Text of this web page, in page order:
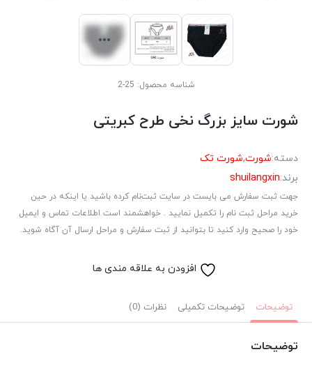
شناسه محصول: 25-2
شورت سایز بزرگ نخی طرح کبریتی
دسته:شورت,شورت تک
برند:shuilangxin
جهت ثبت سفارش می بایست در سایت ثبت‌نام کرده باشید یا اینکه در حین
خرید مراحل ثبت نام را تکمیل نمایید . خواهشمند است اطلاعات تماس و ایمیل
خود را صحیح وارد کنید تا بتوانید از ثبت سفارش و مراحل ارسال آن آگاه شوید.
افزودن به علاقه مندی ها
توضیحات توضیحات تکمیلی نظرات (0)
توضیحات